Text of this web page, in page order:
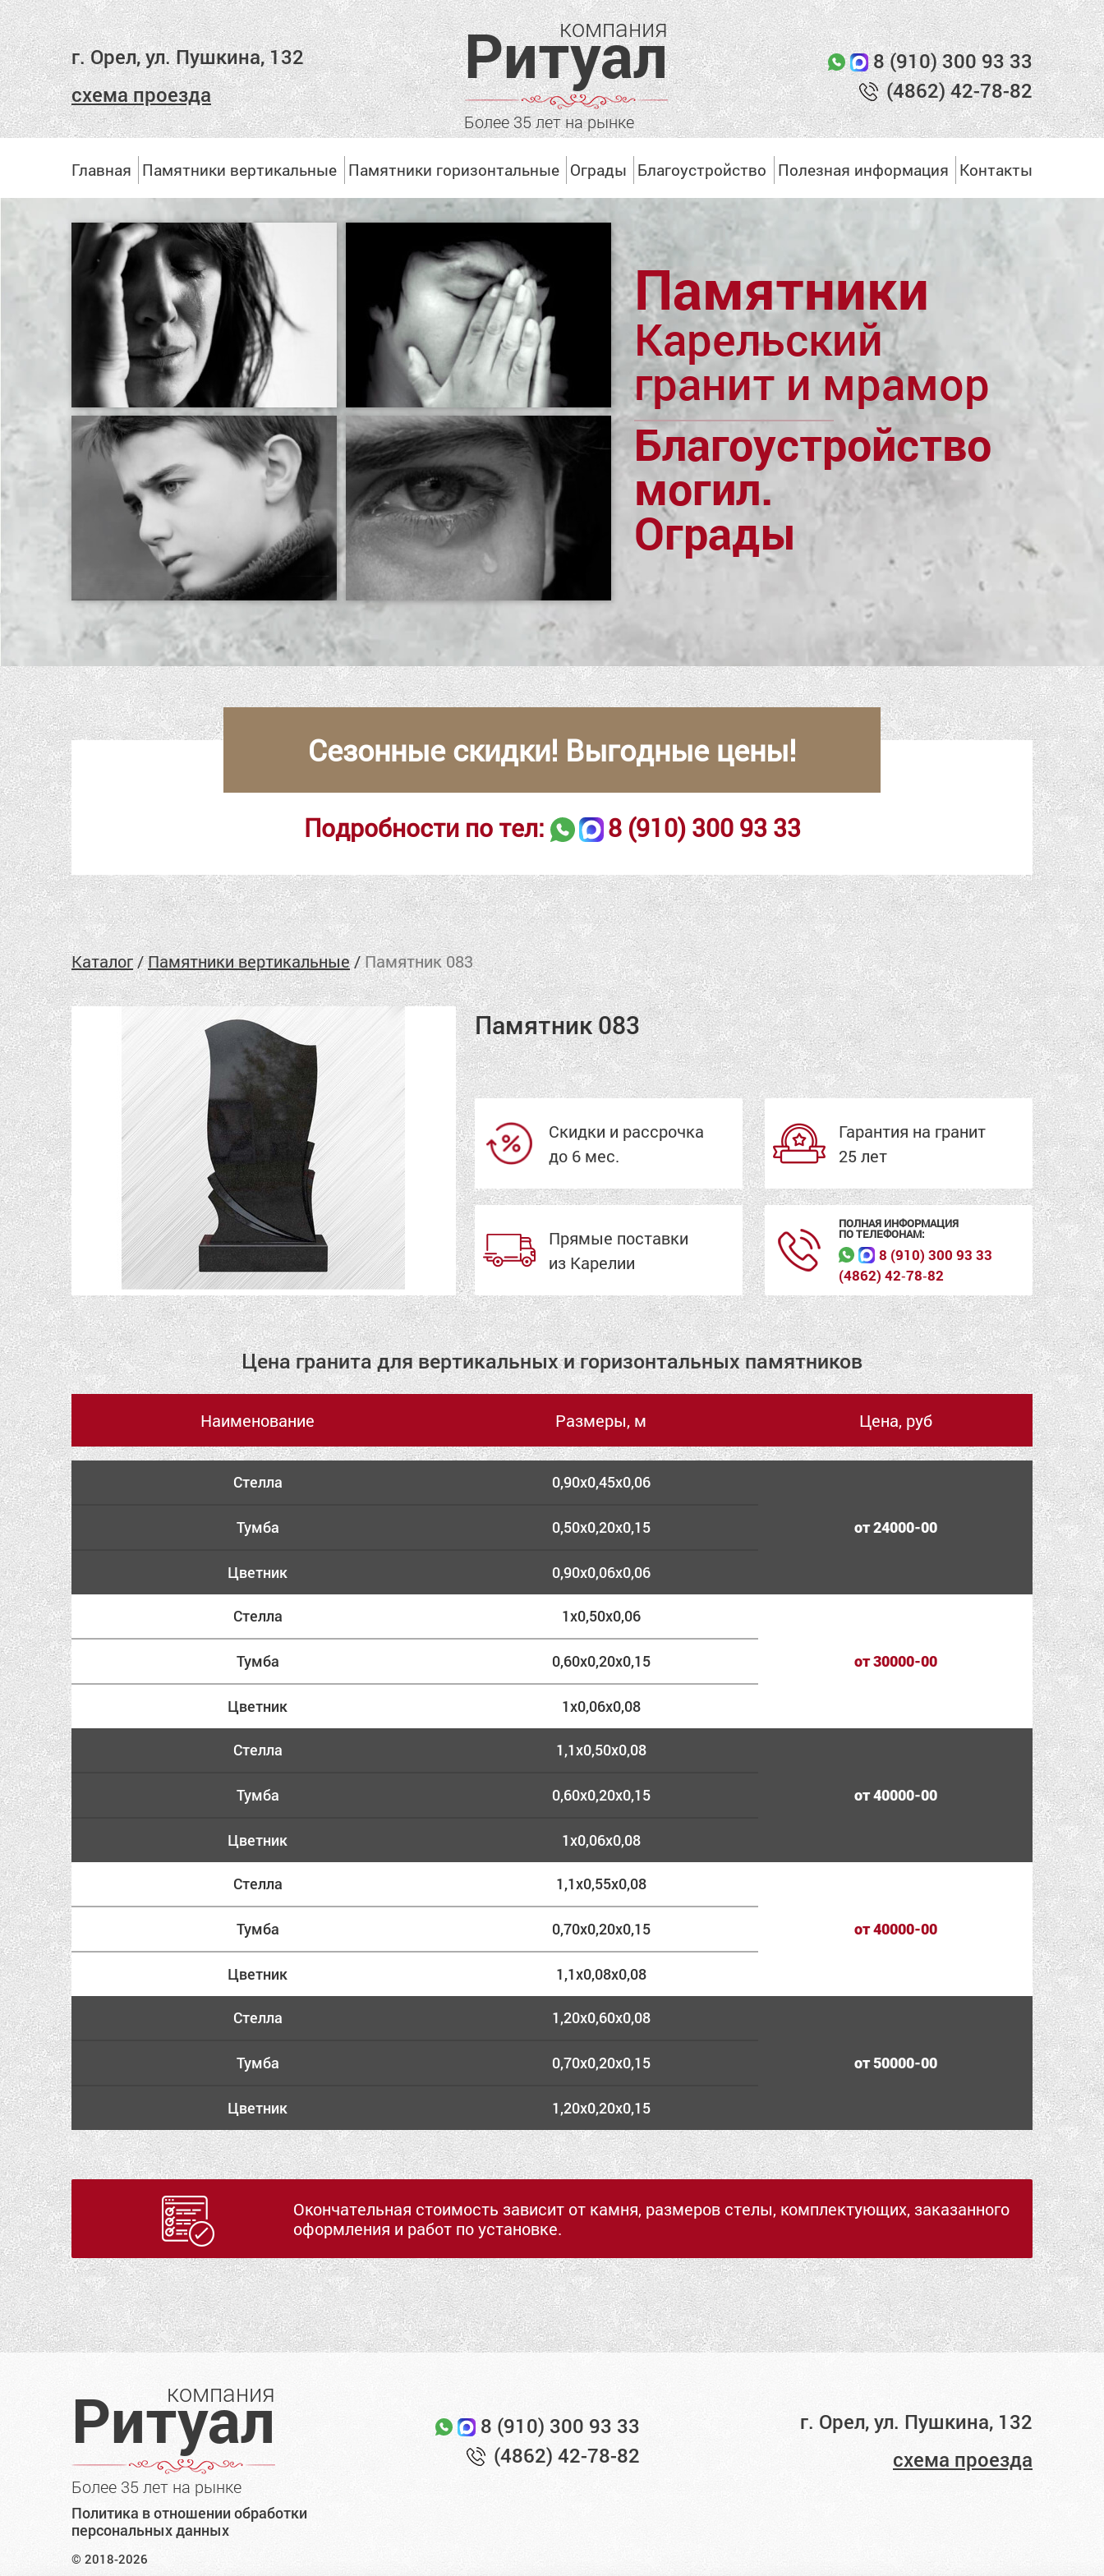
г. Орел, ул. Пушкина, 132
схема проезда
компания
Ритуал
Более 35 лет на рынке
8 (910) 300 93 33
(4862) 42-78-82
Главная Памятники вертикальные Памятники горизонтальные Ограды Благоустройство Полезная информация Контакты
Памятники
Карельский
гранит и мрамор
Благоустройство
могил.
Ограды
Сезонные скидки! Выгодные цены!
Подробности по тел: 8 (910) 300 93 33
Каталог/Памятники вертикальные/Памятник 083
Памятник 083
Скидки и рассрочка
до 6 мес.
Гарантия на гранит
25 лет
Прямые поставки
из Карелии
ПОЛНАЯ ИНФОРМАЦИЯ
ПО ТЕЛЕФОНАМ:
8 (910) 300 93 33
(4862) 42‑78‑82
Цена гранита для вертикальных и горизонтальных памятников
Наименование Размеры, м Цена, руб
Стелла 0,90х0,45х0,06
от 24000-00
Тумба 0,50х0,20х0,15
Цветник 0,90х0,06х0,06
Стелла 1х0,50х0,06
от 30000-00
Тумба 0,60х0,20х0,15
Цветник 1х0,06х0,08
Стелла 1,1х0,50х0,08
от 40000-00
Тумба 0,60х0,20х0,15
Цветник 1х0,06х0,08
Стелла 1,1х0,55х0,08
от 40000-00
Тумба 0,70х0,20х0,15
Цветник 1,1х0,08х0,08
Стелла 1,20х0,60х0,08
от 50000-00
Тумба 0,70х0,20х0,15
Цветник 1,20х0,20х0,15
Окончательная стоимость зависит от камня, размеров стелы, комплектующих, заказанного
оформления и работ по установке.
компания
Ритуал
Более 35 лет на рынке
8 (910) 300 93 33
(4862) 42-78-82
г. Орел, ул. Пушкина, 132
схема проезда
Политика в отношении обработки
персональных данных
© 2018-2026